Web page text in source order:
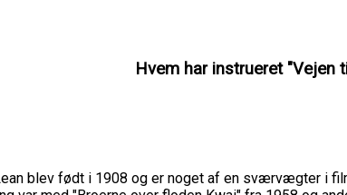
Hvem har instrueret "Vejen
blev født i 1908 og er noget af en sværvægter i